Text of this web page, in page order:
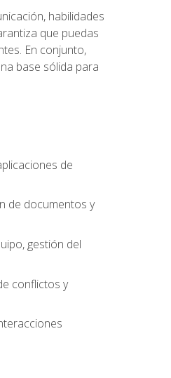
habilidades
que puedas
En conjunto,
base sólida para
de
de documentos y
gestión del
conflictos y